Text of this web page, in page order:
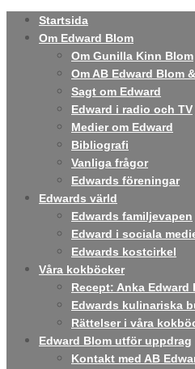
Startsida
Om Edward Blom
Om Gunilla Kinn Blom
Om AB Edward Blom
Sagt om Edward
Edward i radio och TV
Medier om Edward
Bibliografi
Vanliga frågor
Edwards föreningar
Edwards värld
Edwards familjevapen
Edward i sociala
Edwards kostcirkel
Våra kokböcker
Recept: Anka Edward
Edwards kulinariska
Rättelser i våra
Edward Blom utför uppdrag
Kontakt med AB